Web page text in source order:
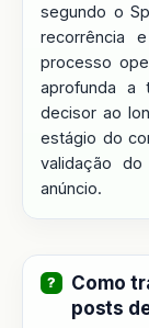
segundo o
recorrência
processo
aprofunda a
decisor ao
estágio do
validação
anúncio.
Como
posts